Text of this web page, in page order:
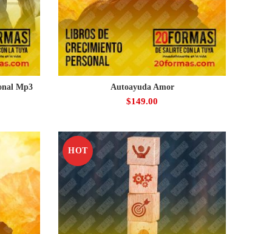
Mp3 Autoayuda Amor
$149.00
HOT